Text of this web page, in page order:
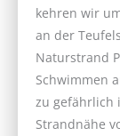
kehren wir
an der
Naturstrand
Schwimmen
zu gefährlich
Strandnähe